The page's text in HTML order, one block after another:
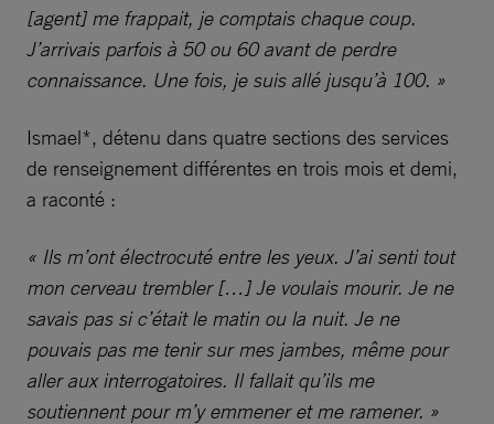
[agent] me frappait, je comptais chaque coup.
J’arrivais parfois à 50 ou 60 avant de perdre
connaissance. Une fois, je suis allé jusqu’à 100. »
Ismael*, détenu dans quatre sections des services
de renseignement différentes en trois mois et demi,
a raconté :
« Ils m’ont électrocuté entre les yeux. J’ai senti tout
mon cerveau trembler […] Je voulais mourir. Je ne
savais pas si c’était le matin ou la nuit. Je ne
pouvais pas me tenir sur mes jambes, même pour
aller aux interrogatoires. Il fallait qu’ils me
soutiennent pour m’y emmener et me ramener. »